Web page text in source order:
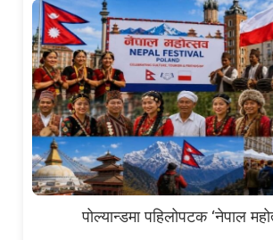
पोल्यान्डमा पहिलोपटक ‘नेपाल